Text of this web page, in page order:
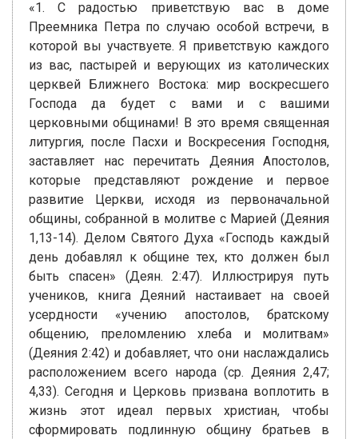
«1. С радостью приветствую вас в доме
Преемника Петра по случаю особой встречи, в
которой вы участвуете. Я приветствую каждого
из вас, пастырей и верующих из католических
церквей Ближнего Востока: мир воскресшего
Господа да будет с вами и с вашими
церковными общинами! В это время священная
литургия, после Пасхи и Воскресения Господня,
заставляет нас перечитать Деяния Апостолов,
которые представляют рождение и первое
развитие Церкви, исходя из первоначальной
общины, собранной в молитве с Марией (Деяния
1,13-14). Делом Святого Духа «Господь каждый
день добавлял к общине тех, кто должен был
быть спасен» (Деян. 2:47). Иллюстрируя путь
учеников, книга Деяний настаивает на своей
усердности «учению апостолов, братскому
общению, преломлению хлеба и молитвам»
(Деяния 2:42) и добавляет, что они наслаждались
расположением всего народа (ср. Деяния 2,47;
4,33). Сегодня и Церковь призвана воплотить в
жизнь этот идеал первых христиан, чтобы
сформировать подлинную общину братьев в